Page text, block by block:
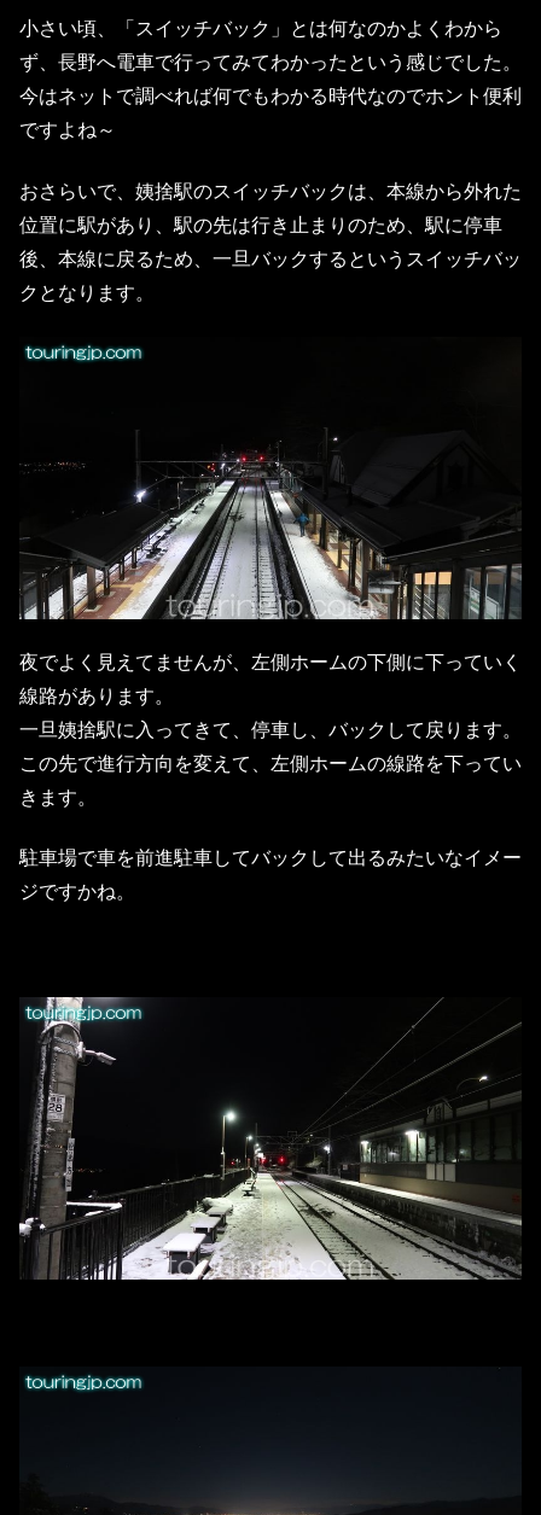
小さい頃、「スイッチバック」とは何なのかよくわから
ず、長野へ電車で行ってみてわかったという感じでした。
今はネットで調べれば何でもわかる時代なのでホント便利
ですよね～
おさらいで、姨捨駅のスイッチバックは、本線から外れた
位置に駅があり、駅の先は行き止まりのため、駅に停車
後、本線に戻るため、一旦バックするというスイッチバッ
クとなります。
夜でよく見えてませんが、左側ホームの下側に下っていく
線路があります。
一旦姨捨駅に入ってきて、停車し、バックして戻ります。
この先で進行方向を変えて、左側ホームの線路を下ってい
きます。
駐車場で車を前進駐車してバックして出るみたいなイメー
ジですかね。